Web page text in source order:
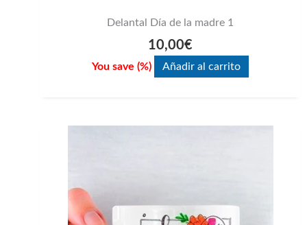
Delantal Día de la madre 1
10,00€
You save (%) Añadir al carrito